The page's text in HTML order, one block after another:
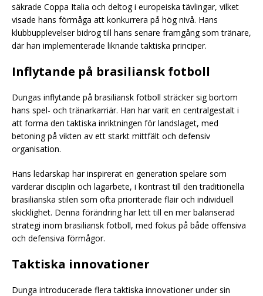
säkrade Coppa Italia och deltog i europeiska tävlingar, vilket
visade hans förmåga att konkurrera på hög nivå. Hans
klubbupplevelser bidrog till hans senare framgång som tränare,
där han implementerade liknande taktiska principer.
Inflytande på brasiliansk fotboll
Dungas inflytande på brasiliansk fotboll sträcker sig bortom
hans spel- och tränarkarriär. Han har varit en centralgestalt i
att forma den taktiska inriktningen för landslaget, med
betoning på vikten av ett starkt mittfält och defensiv
organisation.
Hans ledarskap har inspirerat en generation spelare som
värderar disciplin och lagarbete, i kontrast till den traditionella
brasilianska stilen som ofta prioriterade flair och individuell
skicklighet. Denna förändring har lett till en mer balanserad
strategi inom brasiliansk fotboll, med fokus på både offensiva
och defensiva förmågor.
Taktiska innovationer
Dunga introducerade flera taktiska innovationer under sin